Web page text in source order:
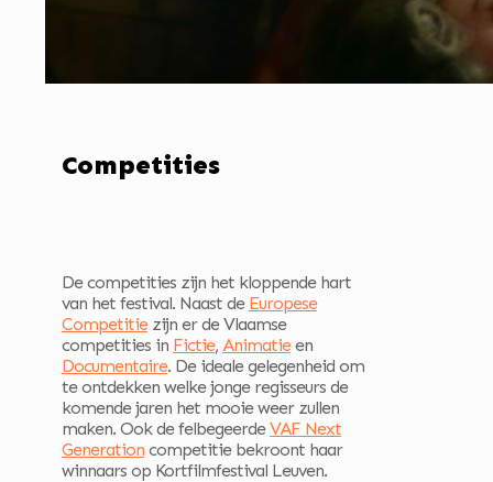
Competities
De competities zijn het kloppende hart
van het festival. Naast de Europese
Competitiezijn er de Vlaamse
competities in Fictie, Animatieen
Documentaire. De ideale gelegenheid om
te ontdekken welke jonge regisseurs de
komende jaren het mooie weer zullen
maken. Ook de felbegeerdeVAF Next
Generationcompetitie bekroont haar
winnaars op Kortfilmfestival Leuven.